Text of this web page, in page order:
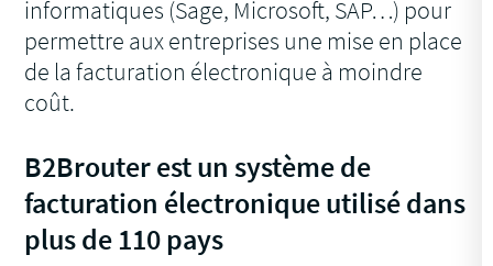
informatiques (Sage, Microsoft, SAP…) pour
permettre aux entreprises une mise en place
de la facturation électronique à moindre
coût.
B2Brouter est un système de
facturation électronique utilisé dans
plus de 110 pays